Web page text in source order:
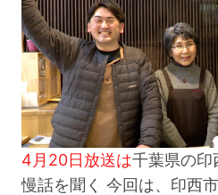
4月20日放送は千葉県の印
慢話を聞く 今回は、印西